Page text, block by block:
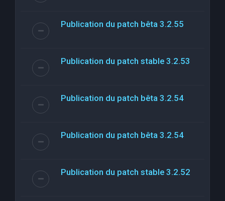
Publication du patch bêta 3.2.55
Publication du patch stable 3.2.53
Publication du patch bêta 3.2.54
Publication du patch bêta 3.2.54
Publication du patch stable 3.2.52